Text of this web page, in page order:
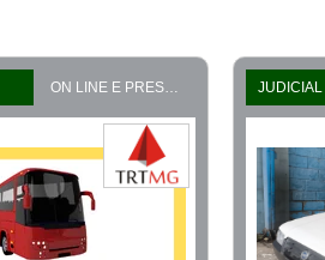
ON LINE E PRESENCIAL JUDICIAL